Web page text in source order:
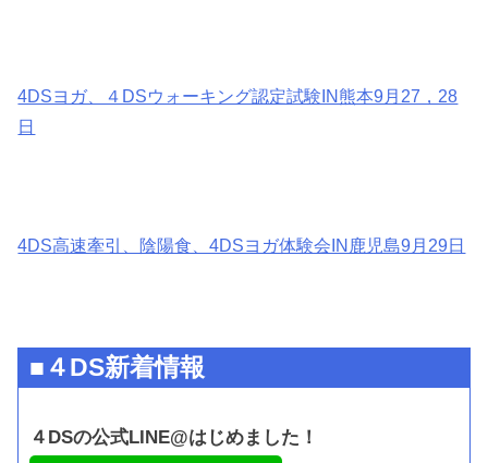
4DSヨガ、４DSウォーキング認定試験IN熊本9月27，28
日
4DS高速牽引、陰陽食、4DSヨガ体験会IN鹿児島9月29日
■４DS新着情報
４DSの公式LINE@はじめました！